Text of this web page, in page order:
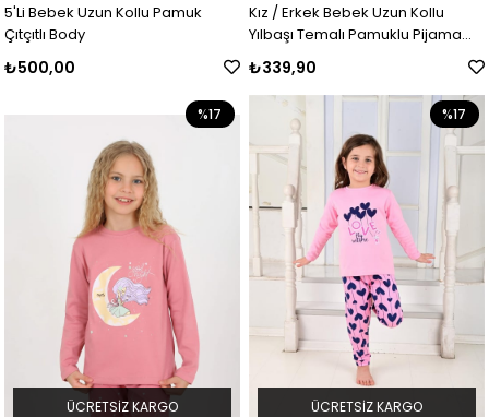
5'Li Bebek Uzun Kollu Pamuk
Çıtçıtlı Body
₺500,00
Kız / Erkek Bebek Uzun Kollu
Yılbaşı Temalı Pamuklu Pijama
Takımı
₺339,90
%17
ÜCRETSIZ KARGO
%17
ÜCRETSIZ KARGO